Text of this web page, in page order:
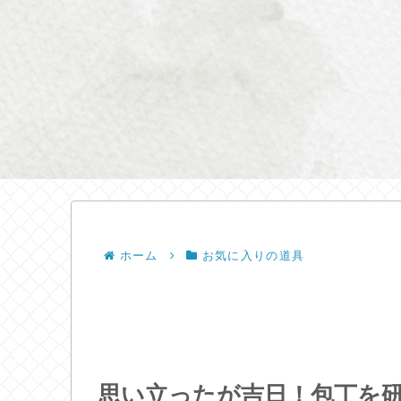
ホーム お気に入りの道具
思い立ったが吉日！包丁を